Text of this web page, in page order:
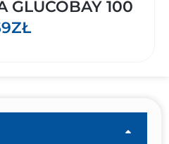
GLUCOBAY 100